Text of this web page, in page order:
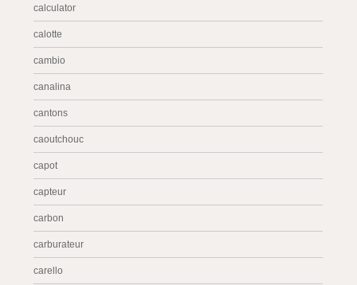
calculator
calotte
cambio
canalina
cantons
caoutchouc
capot
capteur
carbon
carburateur
carello